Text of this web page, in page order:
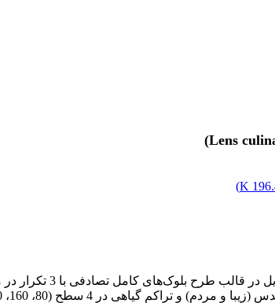
)
به منظور بررسی اثرات